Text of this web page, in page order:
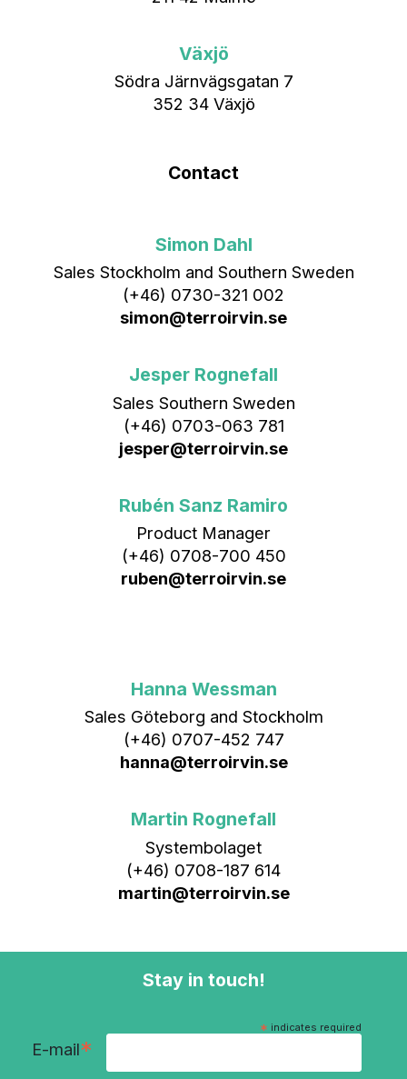
Växjö
Södra Järnvägsgatan 7
352 34 Växjö
Contact
Simon Dahl
Sales Stockholm and Southern Sweden
(+46) 0730-321 002
simon@terroirvin.se
Jesper Rognefall
Sales Southern Sweden
(+46) 0703-063 781
jesper@terroirvin.se
Rubén Sanz Ramiro
Product Manager
(+46) 0708-700 450‬
ruben@terroirvin.se
Hanna Wessman
Sales Göteborg and Stockholm
(+46) 0707-452 747
hanna@terroirvin.se
Martin Rognefall
Systembolaget
(+46) 0708-187 614
martin@terroirvin.se
Stay in touch!
* indicates required
E-mail*